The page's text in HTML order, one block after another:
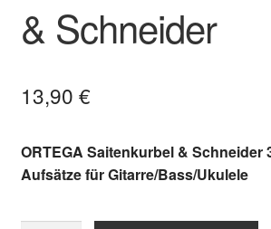
& Schneider
13,90 €
ORTEGA Saitenkurbel & Schneider
Aufsätze für Gitarre/Bass/Ukulele